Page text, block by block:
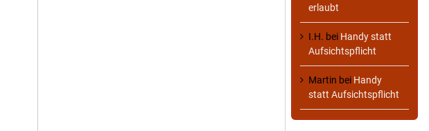
erlaubt
I.H. bei Handy statt
Aufsichtspflicht
Martin bei Handy
statt Aufsichtspflicht